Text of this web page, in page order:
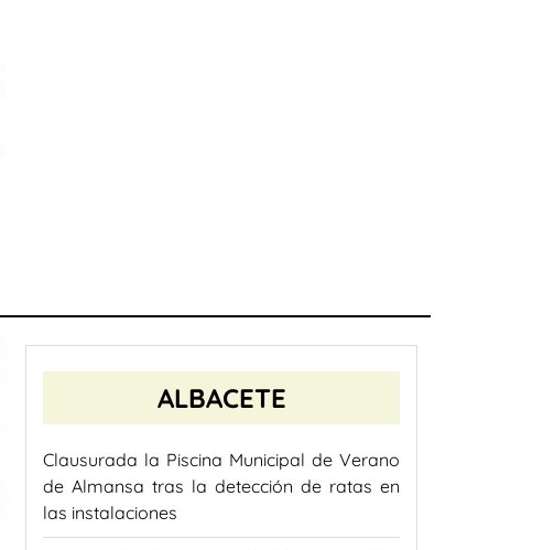
ALBACETE
Clausurada la Piscina Municipal de Verano
de Almansa tras la detección de ratas en
las instalaciones